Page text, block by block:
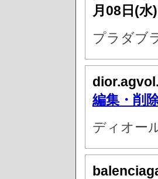
月08日(
プラダブ
編集・削
ディオー